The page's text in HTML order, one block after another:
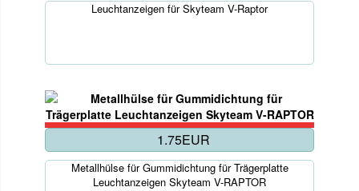
Leuchtanzeigen für Skyteam V-Raptor
1.75EUR
Metallhülse für Gummidichtung für Trägerplatte
Leuchtanzeigen Skyteam V-RAPTOR